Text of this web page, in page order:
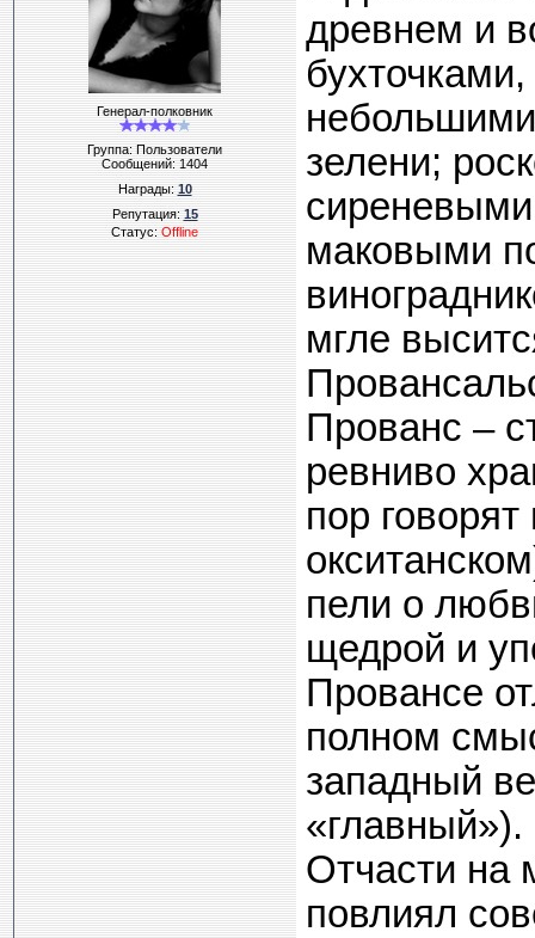
Генерал-полковник
Группа: Пользователи
Сообщений:1404
Награды:10
Репутация:15
Статус:Offline
древнем и
зелени;
маковыми
мгле
Прованс –
ревниво
пор
пели о
щедрой и
Провансе
полном
западный
«главный»).
Отчасти на
повлиял